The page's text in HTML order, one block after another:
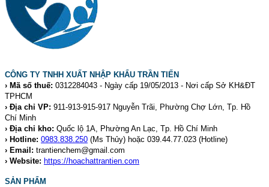
CÔNG TY TNHH XUẤT NHẬP KHẨU TRẦN TIẾN
› Mã số thuế: 0312284043 - Ngày cấp 19/05/2013 - Nơi cấp Sở KH&ĐT
TPHCM
› Địa chỉ VP: 911-913-915-917 Nguyễn Trãi, Phường Chợ Lớn, Tp. Hồ
Chí Minh
› Địa chỉ kho: Quốc lộ 1A, Phường An Lạc, Tp. Hồ Chí Minh
› Hotline: 0983.838.250 (Ms Thủy) hoặc 039.44.77.023 (Hotline)
› Email: trantienchem@gmail.com
› Website: https://hoachattrantien.com
SẢN PHẨM